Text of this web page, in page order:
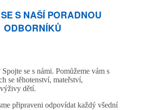
S NAŠÍ PORADNOU
ODBORNÍKŮ
se s námi. Pomůžeme vám s
se těhotenství, mateřství,
dětí.
připraveni odpovídat každý všední